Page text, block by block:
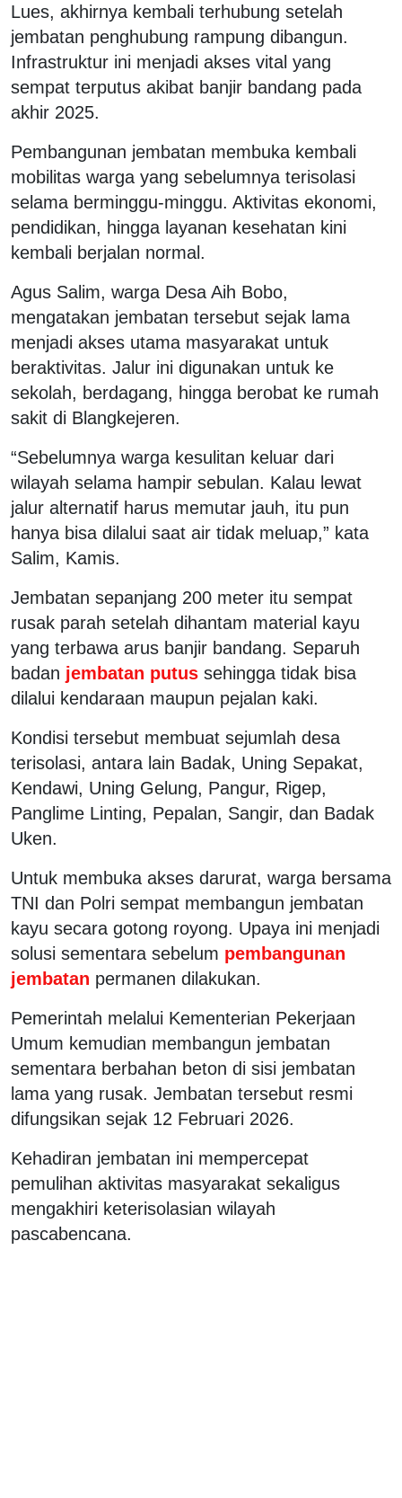
Lues, akhirnya kembali terhubung setelah
jembatan penghubung rampung dibangun.
Infrastruktur ini menjadi akses vital yang
sempat terputus akibat banjir bandang pada
akhir 2025.
Pembangunan jembatan membuka kembali
mobilitas warga yang sebelumnya terisolasi
selama berminggu-minggu. Aktivitas ekonomi,
pendidikan, hingga layanan kesehatan kini
kembali berjalan normal.
Agus Salim, warga Desa Aih Bobo,
mengatakan jembatan tersebut sejak lama
menjadi akses utama masyarakat untuk
beraktivitas. Jalur ini digunakan untuk ke
sekolah, berdagang, hingga berobat ke rumah
sakit di Blangkejeren.
“Sebelumnya warga kesulitan keluar dari
wilayah selama hampir sebulan. Kalau lewat
jalur alternatif harus memutar jauh, itu pun
hanya bisa dilalui saat air tidak meluap,” kata
Salim, Kamis.
Jembatan sepanjang 200 meter itu sempat
rusak parah setelah dihantam material kayu
yang terbawa arus banjir bandang. Separuh
badan jembatan putus sehingga tidak bisa
dilalui kendaraan maupun pejalan kaki.
Kondisi tersebut membuat sejumlah desa
terisolasi, antara lain Badak, Uning Sepakat,
Kendawi, Uning Gelung, Pangur, Rigep,
Panglime Linting, Pepalan, Sangir, dan Badak
Uken.
Untuk membuka akses darurat, warga bersama
TNI dan Polri sempat membangun jembatan
kayu secara gotong royong. Upaya ini menjadi
solusi sementara sebelum pembangunan
jembatan permanen dilakukan.
Pemerintah melalui Kementerian Pekerjaan
Umum kemudian membangun jembatan
sementara berbahan beton di sisi jembatan
lama yang rusak. Jembatan tersebut resmi
difungsikan sejak 12 Februari 2026.
Kehadiran jembatan ini mempercepat
pemulihan aktivitas masyarakat sekaligus
mengakhiri keterisolasian wilayah
pascabencana.